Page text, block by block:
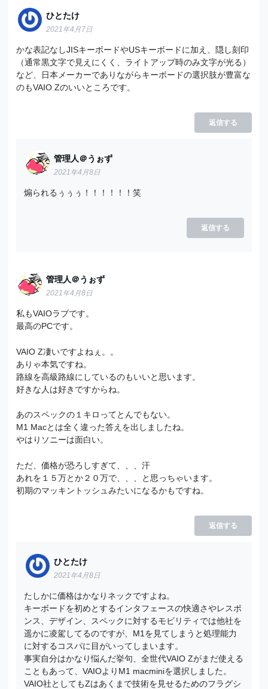
ひとたけ
2021年4月7日
かな表記なしJISキーボードやUSキーボードに加え、隠し刻印
（通常黒文字で見えにくく、ライトアップ時のみ文字が光る）
など、日本メーカーでありながらキーボードの選択肢が豊富な
のもVAIO Zのいいところです。
返信する
管理人＠うぉず
2021年4月8日
煽られるぅぅぅ！！！！！！笑
返信する
管理人＠うぉず
2021年4月8日
私もVAIOラブです。
最高のPCです。
VAIO Z凄いですよねぇ。。
ありゃ本気ですね。
路線を高級路線にしているのもいいと思います。
好きな人は好きですからね。
あのスペックの１キロってとんでもない。
M1 Macとは全く違った答えを出しましたね。
やはりソニーは面白い。
ただ、価格が恐ろしすぎて、、、汗
あれを１５万とか２０万で、、、と思っちゃいます。
初期のマッキントッシュみたいになるかもですね。
返信する
ひとたけ
2021年4月8日
たしかに価格はかなりネックですよね。
キーボードを初めとするインタフェースの快適さやレスポ
ンス、デザイン、スペックに対するモビリティでは他社を
遥かに凌駕してるのですが、M1を見てしまうと処理能力
に対するコスパに目がいってしまいます。
事実自分はかなり悩んだ挙句、全世代VAIO Zがまだ使える
こともあって、VAIOよりM1 macminiを選択しました。
VAIO社としてもZはあくまで技術を見せるためのフラグシ